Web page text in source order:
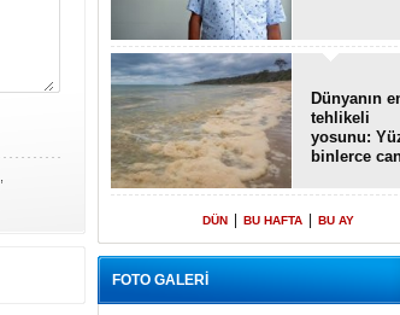
Dünyanın
tehlikeli
yosunu:
binlerce
DÜN BU HAFTA BU AY
FOTO GALERİ